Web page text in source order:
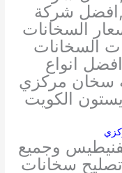
شركة
السخانات
السخانات
انواع
سخان مركزي
الكويت
وجميع
سخانات